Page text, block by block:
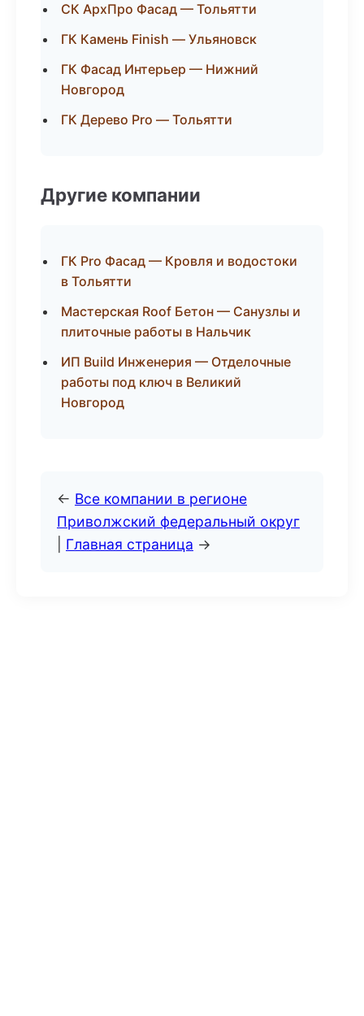
СК АрхПро Фасад — Тольятти
ГК Камень Finish — Ульяновск
ГК Фасад Интерьер — Нижний
Новгород
ГК Дерево Pro — Тольятти
Другие компании
ГК Pro Фасад — Кровля и водостоки
в Тольятти
Мастерская Roof Бетон — Санузлы и
плиточные работы в Нальчик
ИП Build Инженерия — Отделочные
работы под ключ в Великий
Новгород
← Все компании в регионе
Приволжский федеральный округ
Главная страница →